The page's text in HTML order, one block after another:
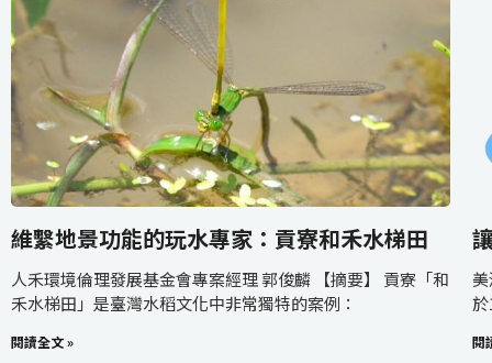
維繫地景功能的玩水專家：貢寮和禾水梯田
人禾環境倫理發展基金會專案經理 郭俊麟 【摘要】 貢寮「和
禾水梯田」是臺灣水稻文化中非常獨特的案例：
閱讀全文 » 閱